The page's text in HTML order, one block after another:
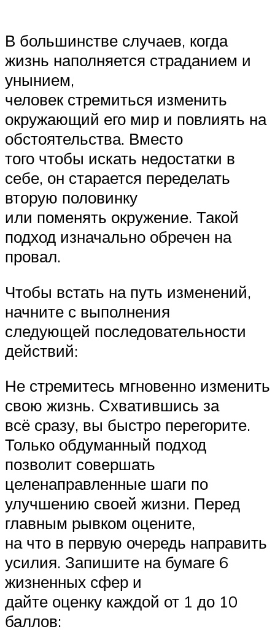
В большинстве случаев, когда
жизнь наполняется страданием и
унынием,
человек стремиться изменить
окружающий его мир и повлиять на
обстоятельства. Вместо
того чтобы искать недостатки в
себе, он старается переделать
вторую половинку
или поменять окружение. Такой
подход изначально обречен на
провал.
Чтобы встать на путь изменений,
начните с выполнения
следующей последовательности
действий:
Не стремитесь мгновенно изменить
свою жизнь. Схватившись за
всё сразу, вы быстро перегорите.
Только обдуманный подход
позволит совершать
целенаправленные шаги по
улучшению своей жизни. Перед
главным рывком оцените,
на что в первую очередь направить
усилия. Запишите на бумаге 6
жизненных сфер и
дайте оценку каждой от 1 до 10
баллов: